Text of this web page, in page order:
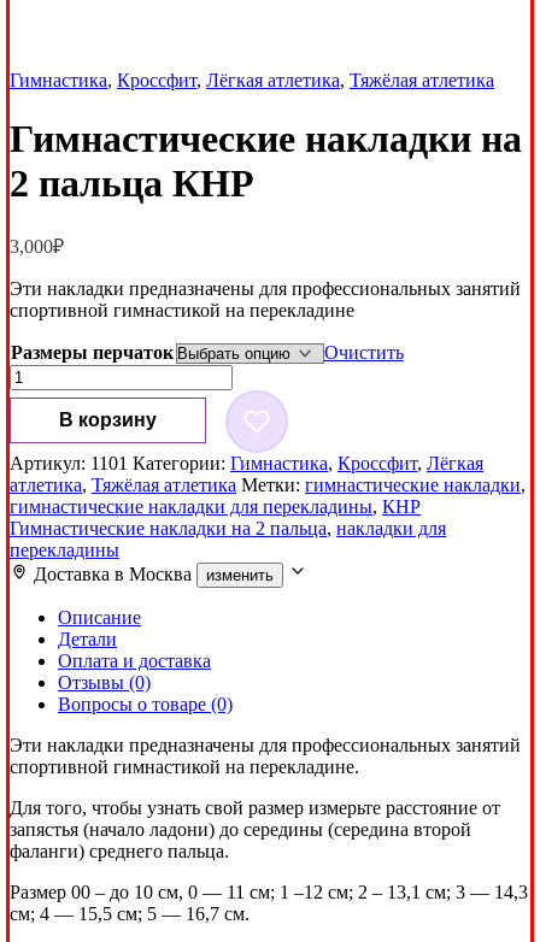
Гимнастика, Кроссфит, Лёгкая атлетика, Тяжёлая атлетика
Гимнастические накладки на
2 пальца КНР
3,000₽
Эти накладки предназначены для профессиональных занятий
спортивной гимнастикой на перекладине
Размеры перчаток
Очистить
Количество
товара
Гимнастические
накладки
на
2
пальца
КНР
В корзину
Артикул: 1101 Категории: Гимнастика, Кроссфит, Лёгкая
атлетика, Тяжёлая атлетика Метки: гимнастические накладки,
гимнастические накладки для перекладины, КНР
Гимнастические накладки на 2 пальца, накладки для
перекладины
Доставка в Москва изменить
Описание
Детали
Оплата и доставка
Отзывы (0)
Вопросы о товаре (0)
Эти накладки предназначены для профессиональных занятий
спортивной гимнастикой на перекладине.
Для того, чтобы узнать свой размер измерьте расстояние от
запястья (начало ладони) до середины (середина второй
фаланги) среднего пальца.
Размер 00 – до 10 см, 0 — 11 см; 1 –12 см; 2 – 13,1 см; 3 — 14,3
см; 4 — 15,5 см; 5 — 16,7 см.